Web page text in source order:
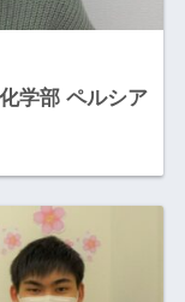
学部 ペルシア